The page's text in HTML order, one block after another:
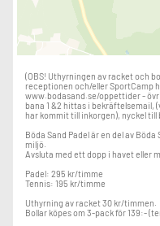
(OBS! Uthyrningen av racket och
receptionen och/eller SportCamp
www.bodasand.se/oppettider -
bana 1 &2 hittas i bekräftelsemail,
har kommit till inkorgen), nyckel
Böda Sand Padel är en del av
miljö.
Avsluta med ett dopp i havet eller
Padel: 295 kr/timme
Tennis: 195 kr/timme
Uthyrning av racket 30 kr/timmen.
Bollar köpes om 3-pack för 139:-